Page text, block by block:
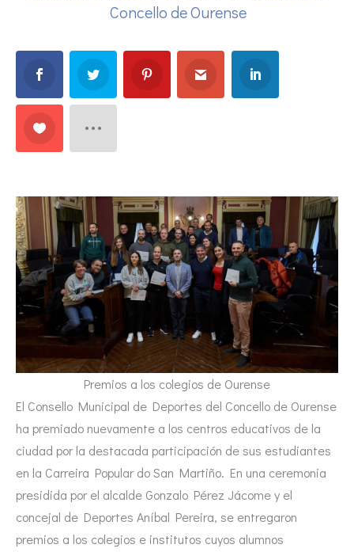
Concello de Ourense
Premios a los colegios de Ourense
El Consello Municipal de Deportes del Concello de Ourense
ha premiado nuevamente a los centros educativos de la
ciudad por la destacada participación de sus estudiantes
en la Carreira Popular do San Martiño. En una ceremonia
presidida por el alcalde Gonzalo Pérez Jácome y el
concejal de Deportes Aníbal Pereira, se entregaron
premios a los colegios e institutos cuyos alumnos